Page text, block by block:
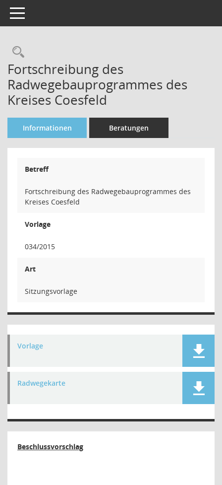
Toggle navigation
Rechercheauswahl
Fortschreibung des
Radwegebauprogrammes des
Kreises Coesfeld
Informationen Beratungen
Betreff
Fortschreibung des Radwegebauprogrammes des
Kreises Coesfeld
Vorlage
034/2015
Art
Sitzungsvorlage
Vorlage
Radwegekarte
Beschlussvorschlag